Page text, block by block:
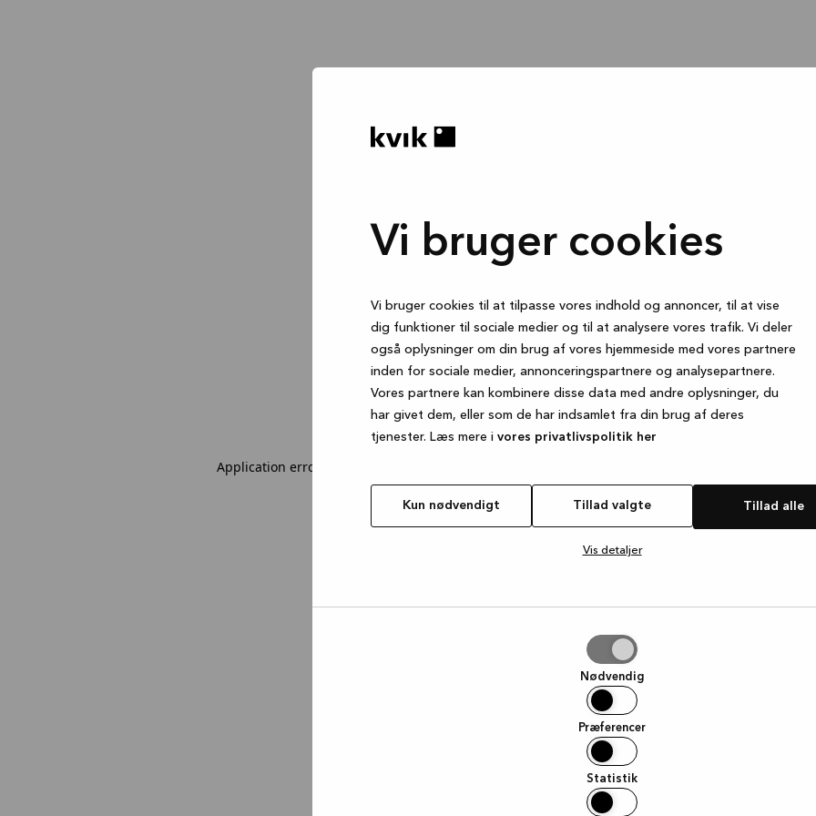
Vi bruger cookies
Vi bruger cookies til at tilpasse vores indhold og annoncer, til at vise
dig funktioner til sociale medier og til at analysere vores trafik. Vi deler
også oplysninger om din brug af vores hjemmeside med vores partnere
inden for sociale medier, annonceringspartnere og analysepartnere.
Vores partnere kan kombinere disse data med andre oplysninger, du
har givet dem, eller som de har indsamlet fra din brug af deres
tjenester. Læs mere i vores privatlivspolitik her
Kun nødvendigt Tillad valgte Tillad alle
Vis detaljer
Nødvendig
Præferencer
Statistik
Application error: a client-side exception has occurred (see the